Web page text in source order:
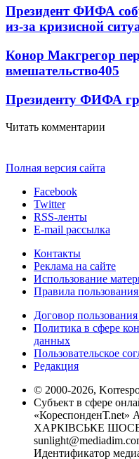
Президент ФИФА
из-за кризисной
Конор Макгрегор
вмешательство405
Президенту ФИФА
Читать комментарии
Полная версия сайта
Facebook
Twitter
RSS-ленты
E-mail рассылка
Контакты
Реклама на сайте
Использование
Правила
Договор
Политика в сфере
данных
Пользовательское
Редакция
© 2000-2026,
Субъект в сфере
«КореспонденТ.net»
ХАРКІВСЬКЕ ШОСЕ,
Идентификатор